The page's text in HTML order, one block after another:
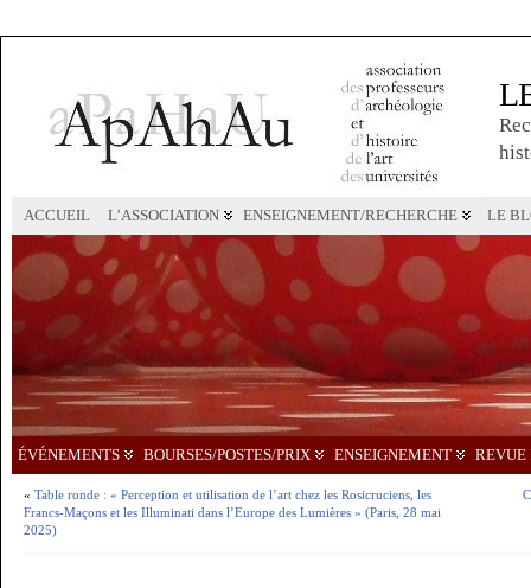
ACCUEIL L’ASSOCIATION ENSEIGNEMENT/RECHERCHE LE
ÉVÉNEMENTS BOURSES/POSTES/PRIX ENSEIGNEMENT REVUE
« Table ronde : « Perception et utilisation de l’art chez les Rosicruciens, les
Francs-Maçons et les Illuminati dans l’Europe des Lumières » (Paris, 28 mai
2025)